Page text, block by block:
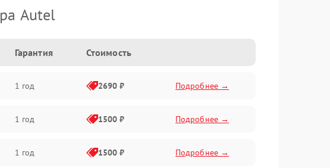
Autel
Гарантия Стоимость
1 год 2690 ₽ Подробнее →
1 год 1500 ₽ Подробнее →
1 год 1500 ₽ Подробнее →